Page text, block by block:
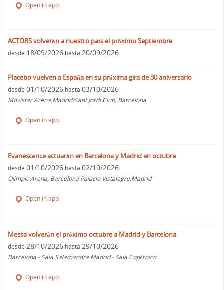
Open in app
ACTORS volverán a nuestro país el próximo Septiembre
desde 18/09/2026 hasta 20/09/2026
Placebo vuelven a España en su próxima gira de 30 aniversario
desde 01/10/2026 hasta 03/10/2026
Movistar Arena,Madrid/Sant Jordi Club, Barcelona
Open in app
Evanescence actuarán en Barcelona y Madrid en octubre
desde 01/10/2026 hasta 02/10/2026
Olimpic Arena, Barcelona Palacio Vistalegre,Madrid
Open in app
Messa volverán el próximo octubre a Madrid y Barcelona
desde 28/10/2026 hasta 29/10/2026
Barcelona - Sala Salamandra Madrid - Sala Copérnico
Open in app